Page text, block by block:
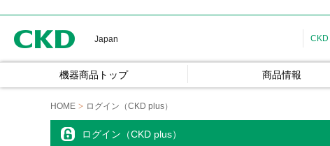
Japan CKD
機器商品トップ 商品情報
HOME ログイン（CKD plus）
ログイン（CKD plus）